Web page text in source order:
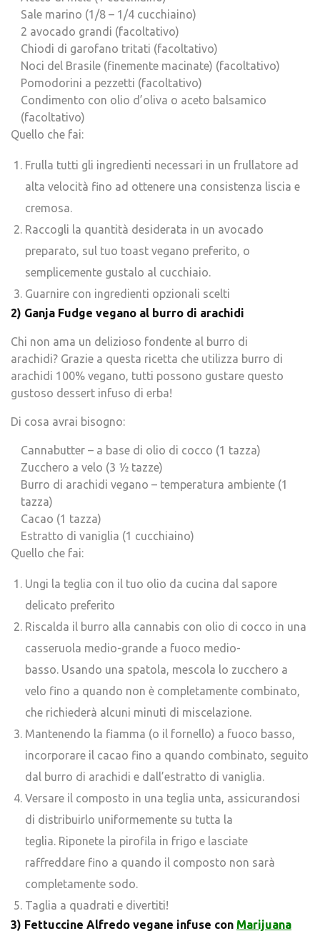
Sale marino (1/8 – 1/4 cucchiaino)
2 avocado grandi (facoltativo)
Chiodi di garofano tritati (facoltativo)
Noci del Brasile (finemente macinate) (facoltativo)
Pomodorini a pezzetti (facoltativo)
Condimento con olio d’oliva o aceto balsamico
(facoltativo)
Quello che fai:
Frulla tutti gli ingredienti necessari in un frullatore ad
alta velocità fino ad ottenere una consistenza liscia e
cremosa.
Raccogli la quantità desiderata in un avocado
preparato, sul tuo toast vegano preferito, o
semplicemente gustalo al cucchiaio.
Guarnire con ingredienti opzionali scelti
2) Ganja Fudge vegano al burro di arachidi
Chi non ama un delizioso fondente al burro di
arachidi? Grazie a questa ricetta che utilizza burro di
arachidi 100% vegano, tutti possono gustare questo
gustoso dessert infuso di erba!
Di cosa avrai bisogno:
Cannabutter – a base di olio di cocco (1 tazza)
Zucchero a velo (3 ½ tazze)
Burro di arachidi vegano – temperatura ambiente (1
tazza)
Cacao (1 tazza)
Estratto di vaniglia (1 cucchiaino)
Quello che fai:
Ungi la teglia con il tuo olio da cucina dal sapore
delicato preferito
Riscalda il burro alla cannabis con olio di cocco in una
casseruola medio-grande a fuoco medio-
basso. Usando una spatola, mescola lo zucchero a
velo fino a quando non è completamente combinato,
che richiederà alcuni minuti di miscelazione.
Mantenendo la fiamma (o il fornello) a fuoco basso,
incorporare il cacao fino a quando combinato, seguito
dal burro di arachidi e dall’estratto di vaniglia.
Versare il composto in una teglia unta, assicurandosi
di distribuirlo uniformemente su tutta la
teglia. Riponete la pirofila in frigo e lasciate
raffreddare fino a quando il composto non sarà
completamente sodo.
Taglia a quadrati e divertiti!
3) Fettuccine Alfredo vegane infuse con Marijuana